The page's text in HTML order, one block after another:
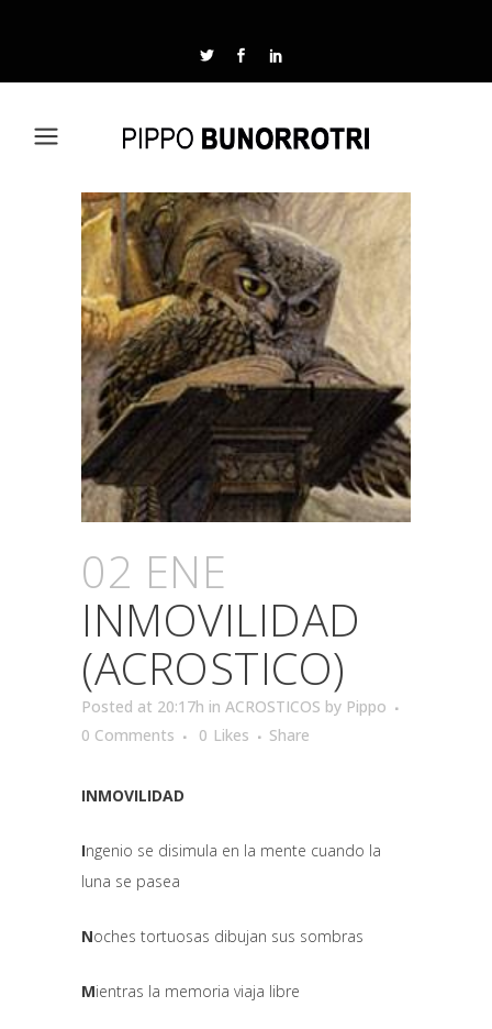
02 ENE
INMOVILIDAD
(ACROSTICO)
Posted at 20:17h in ACROSTICOS by Pippo
0 Comments
0 Likes Share
INMOVILIDAD
Ingenio se disimula en la mente cuando la
luna se pasea
Noches tortuosas dibujan sus sombras
Mientras la memoria viaja libre